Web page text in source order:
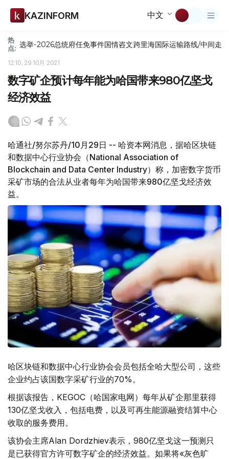
KAZINFORM 中文
热
点: 选举-2026总统府任免事件国情咨文跨里海国际运输路线/中间走廊
12:10, 29 10月 2021
数字矿企预计每年能为哈国带来980亿坚戈
经济效益
哈通社/努尔苏丹/10月29日 -- 哈资本网消息，据哈区块链
和数据中心行业协会（National Association of
Blockchain and Data Center Industry）称，加密数字货币
采矿市场的合法从业者每年为哈国带来980亿坚戈经济效
益。
哈区块链和数据中心行业协会会员包括全哈大型公司，这些
企业约占该国数字采矿行业的70%。
根据该报告，KEGOC（哈国家电网）每年从矿企那里获得
130亿坚戈收入，包括电费，以及可再生能源融资结算中心
收取的服务费用。
该协会主席Alan Dordzhiev表示，980亿坚戈这一预测只
是已获得官方许可数字矿企的经济效益。如果将«灰色旷